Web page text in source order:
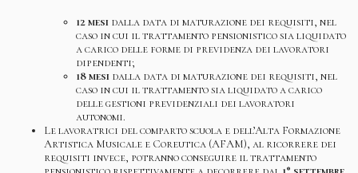
12 mesi dalla data di maturazione dei requisiti, nel
caso in cui il trattamento pensionistico sia liquidato
a carico delle forme di previdenza dei lavoratori
dipendenti;
18 mesi dalla data di maturazione dei requisiti, nel
caso in cui il trattamento sia liquidato a carico
delle gestioni previdenziali dei lavoratori
autonomi.
Le lavoratrici del comparto scuola e dell’Alta Formazione
Artistica Musicale e Coreutica (AFAM), al ricorrere dei
requisiti invece, potranno conseguire il trattamento